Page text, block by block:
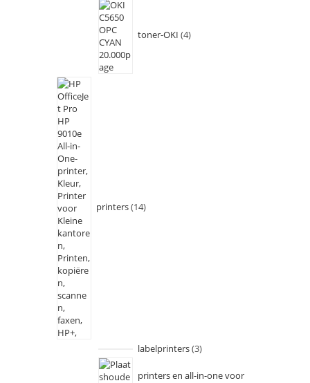
toner-OKI 4
printers 14
labelprinters 3
printers en all-in-one voor